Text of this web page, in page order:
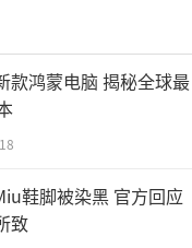
款鸿蒙电脑 揭秘全球最
鞋脚被染黑 官方回应
致